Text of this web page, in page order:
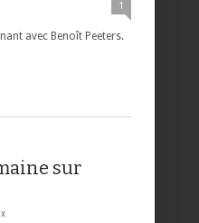
1
avec Benoît Peeters.
sur